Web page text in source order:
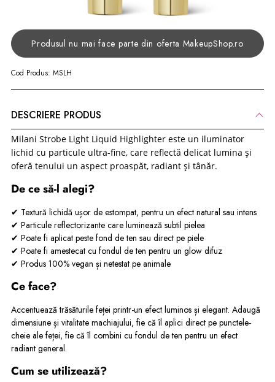
Produsul nu mai face parte din oferta MakeupShop.ro
Cod Produs: MSLH
DESCRIERE PRODUS
Milani Strobe Light Liquid Highlighter este un iluminator
lichid cu particule ultra-fine, care reflectă delicat lumina și
oferă tenului un aspect proaspăt, radiant și tânăr.
De ce să-l alegi?
✔ Textură lichidă ușor de estompat, pentru un efect natural sau intens
✔ Particule reflectorizante care luminează subtil pielea
✔ Poate fi aplicat peste fond de ten sau direct pe piele
✔ Poate fi amestecat cu fondul de ten pentru un glow difuz
✔ Produs 100% vegan și netestat pe animale
Ce face?
Accentuează trăsăturile feței printr-un efect luminos și elegant. Adaugă
dimensiune și vitalitate machiajului, fie că îl aplici direct pe punctele-
cheie ale feței, fie că îl combini cu fondul de ten pentru un efect
radiant general.
Cum se utilizează?